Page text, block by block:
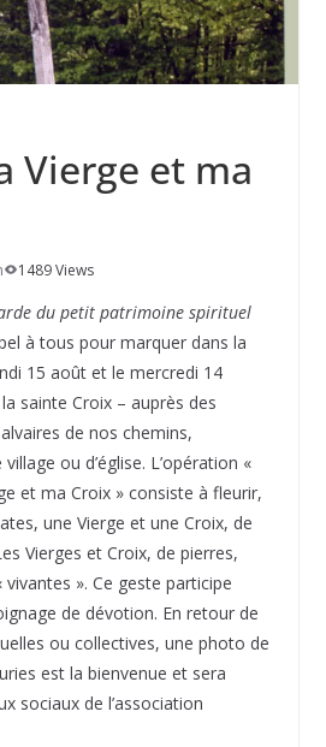
Vierge et ma
1489 Views
du petit patrimoine spirituel
à tous pour marquer dans la
15 août et le mercredi 14
sainte Croix – auprès des
de nos chemins,
ou d’église. L’opération «
et ma Croix » consiste à fleurir,
une Vierge et une Croix, de
Vierges et Croix, de pierres,
». Ce geste participe
de dévotion. En retour de
ou collectives, une photo de
est la bienvenue et sera
sociaux de l’association